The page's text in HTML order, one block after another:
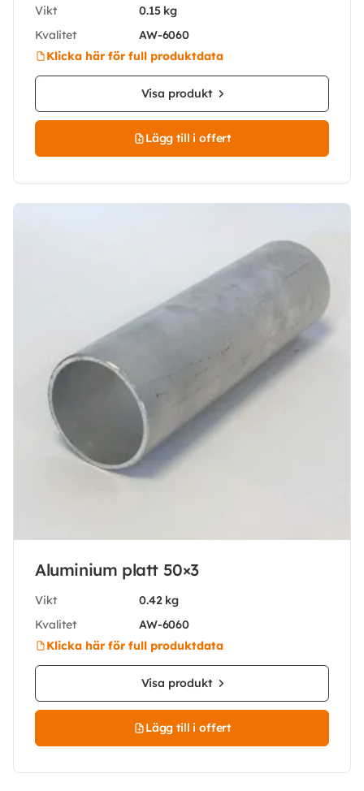
Vikt
0.15 kg
Kvalitet
AW-6060
Klicka här för full produktdata
Visa produkt
Lägg till i offert
Aluminium platt 50×3
Vikt
0.42 kg
Kvalitet
AW-6060
Klicka här för full produktdata
Visa produkt
Lägg till i offert